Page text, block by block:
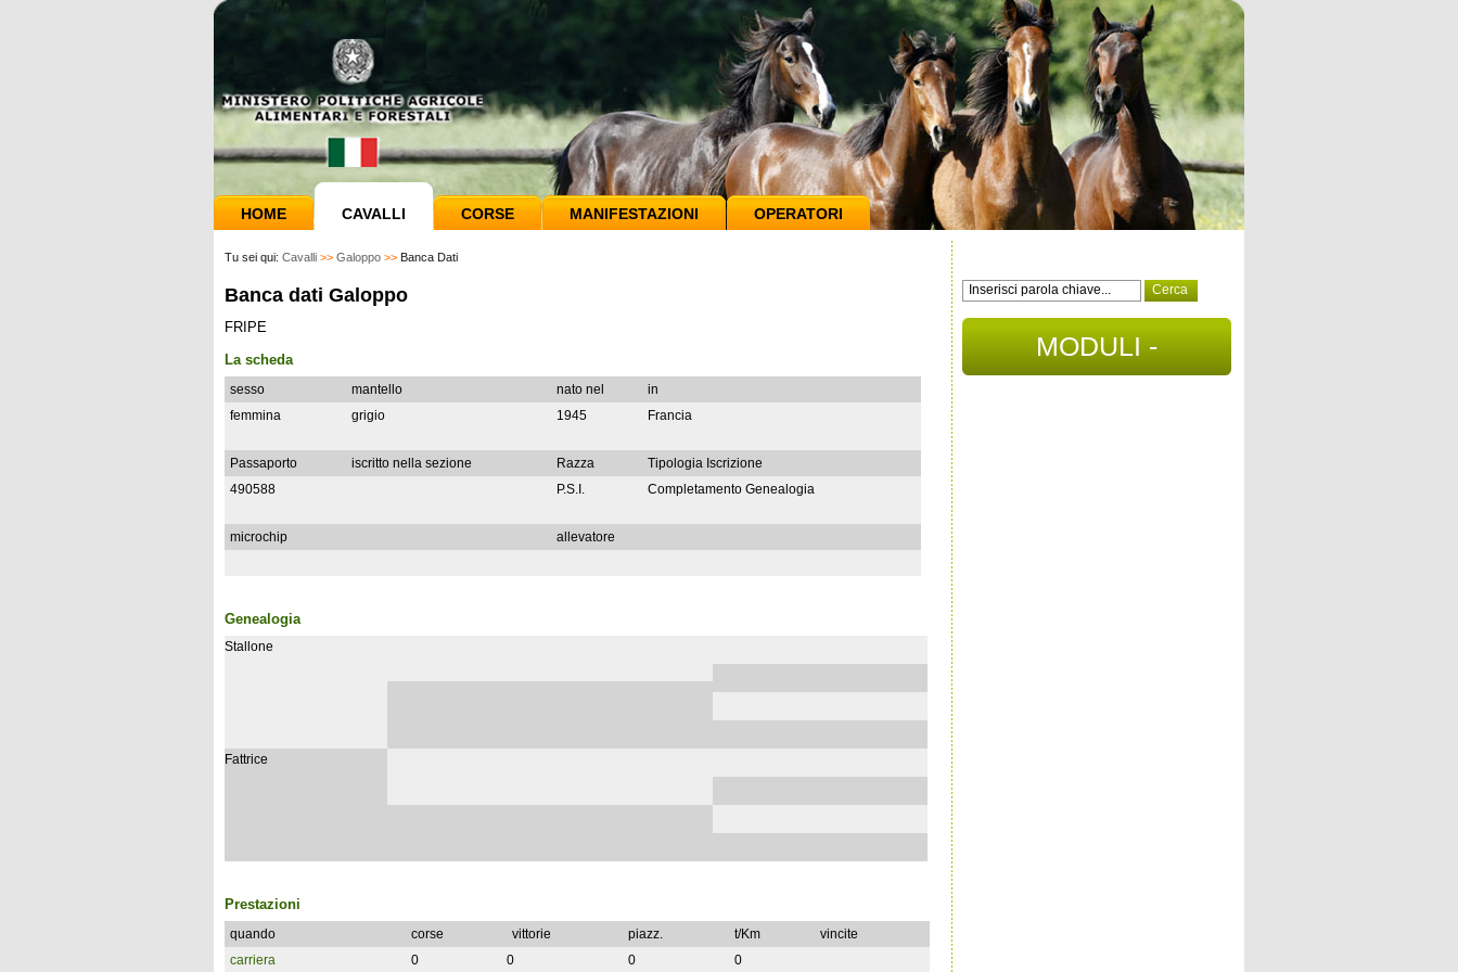
HOME CAVALLI CORSE MANIFESTAZIONI OPERATORI
Tu sei qui: Cavalli >> Galoppo >> Banca Dati
Banca dati Galoppo
FRIPE
La scheda
sesso mantello nato nel
in
femmina
grigio 1945 Francia
Passaporto iscritto nella sezione Razza
Tipologia Iscrizione
490588
P.S.I. Completamento Genealogia
microchip allevatore
Genealogia
Stallone
Fattrice
Prestazioni
quando corse vittorie piazz. t/Km
vincite
carriera
0 0 0 0
MODULI -